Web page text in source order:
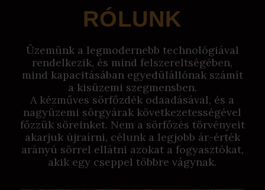
RÓLUNK
Üzemünk a legmodernebb technológiával
rendelkezik, és mind felszereltségében,
mind kapacitásában egyedülállónak számít
a kisüzemi szegmensben.
A kézműves sörfőzdék odaadásával, és a
nagyüzemi sörgyárak következetességével
főzzük söreinket. Nem a sörfőzés törvényeit
akarjuk újraírni, célunk a legjobb ár-érték
arányú sörrel ellátni azokat a fogyasztókat,
akik egy cseppel többre vágynak.